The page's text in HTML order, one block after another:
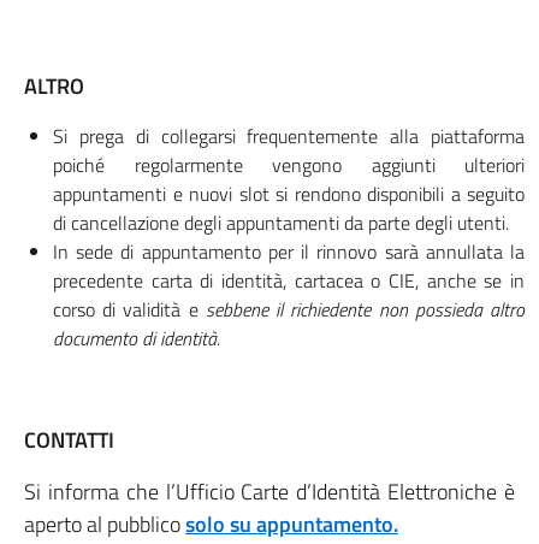
ALTRO
Si prega di collegarsi frequentemente alla piattaforma
poiché regolarmente vengono aggiunti ulteriori
appuntamenti e nuovi slot si rendono disponibili a seguito
di cancellazione degli appuntamenti da parte degli utenti.
In sede di appuntamento per il rinnovo sarà annullata la
precedente carta di identità, cartacea o CIE, anche se in
corso di validità e sebbene il richiedente non possieda altro
documento di identità.
CONTATTI
Si informa che l’Ufficio Carte d’Identità Elettroniche è
aperto al pubblicosolo su appuntamento.